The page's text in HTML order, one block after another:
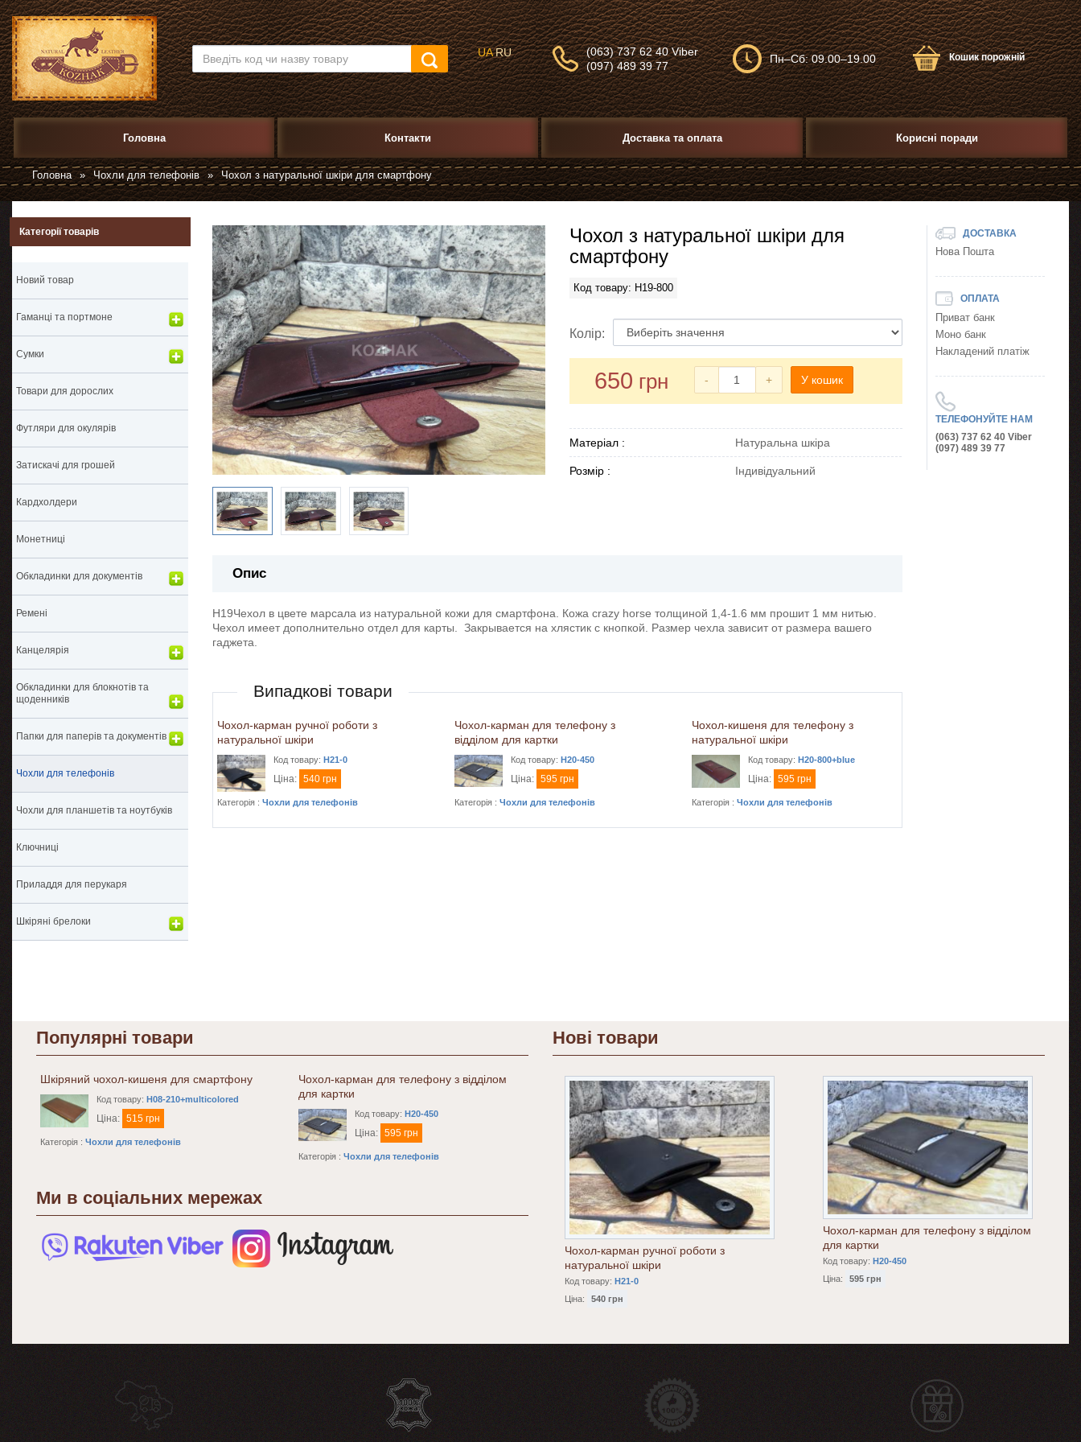
(063) 737 62 40 Viber
(097) 489 39 77
Пн–Сб: 09.00–19.00 Кошик порожній
UA RU
Головна Контакти Доставка та оплата Корисні поради
Головна » Чохли для телефонів » Чохол з натуральної шкіри для смартфону
Категорії товарів
Новий товар
Гаманці та портмоне
Сумки
Товари для дорослих
Футляри для окулярів
Затискачі для грошей
Кардхолдери
Монетниці
Обкладинки для документів
Ремені
Канцелярія
Обкладинки для блокнотів та
щоденників
Папки для паперів та документів
Чохли для телефонів
Чохли для планшетів та ноутбуків
Ключниці
Приладдя для перукаря
Шкіряні брелоки
Чохол з натуральної шкіри для
смартфону
Код товару: H19-800
Колір:
650 грн - + У кошик
Матеріал : Натуральна шкіра
Розмір : Індивідуальний
Опис
H19Чехол в цвете марсала из натуральной кожи для смартфона. Кожа crazy horse толщиной 1,4-1.6 мм прошит 1 мм нитью.
Чехол имеет дополнительно отдел для карты. Закрывается на хлястик с кнопкой. Размер чехла зависит от размера вашего
гаджета.
Випадкові товари
Чохол-карман ручної роботи з
натуральної шкіри
Код товару: H21-0
Ціна: 540 грн
Категорія : Чохли для телефонів
Чохол-карман для телефону з
відділом для картки
Код товару:H20-450
Ціна: 595 грн
Категорія :Чохли для телефонів
Чохол-кишеня для телефону з
натуральної шкіри
Код товару:H20-800+blue
Ціна: 595 грн
Категорія :Чохли для телефонів
ДОСТАВКА
Нова Пошта
ОПЛАТА
Приват банк
Моно банк
Накладений платіж
ТЕЛЕФОНУЙТЕ НАМ
(063) 737 62 40 Viber
(097) 489 39 77
Популярні товари
Шкіряний чохол-кишеня для смартфону
Код товару: H08-210+multicolored
Ціна: 515 грн
Категорія : Чохли для телефонів
Чохол-карман для телефону з відділом
для картки
Код товару: H20-450
Ціна: 595 грн
Категорія : Чохли для телефонів
Ми в соціальних мережах
Нові товари
Чохол-карман ручної роботи з
натуральної шкіри
Код товару: H21-0
Ціна:
540 грн
Чохол-карман для телефону з відділом
для картки
Код товару: H20-450
Ціна:
595 грн